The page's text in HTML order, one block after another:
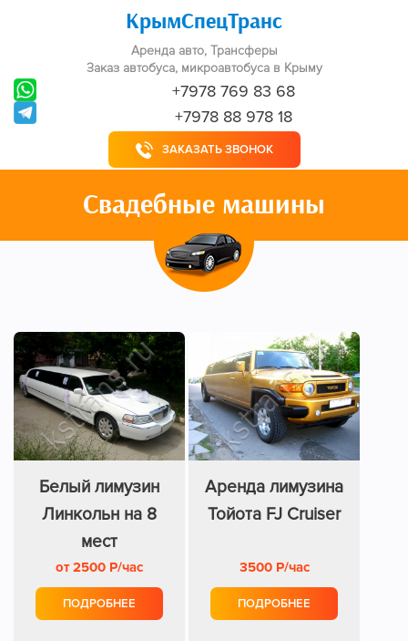
КрымСпецТранс
Аренда авто, Трансферы
Заказ автобуса, микроавтобуса в Крыму
+7978 769 83 68
+7978 88 978 18
ЗАКАЗАТЬ ЗВОНОК
Свадебные машины
Белый лимузин
Линкольн на 8
мест
от 2500 Р/час
ПОДРОБНЕЕ
Аренда лимузина
Тойота FJ Cruiser
3500 Р/час
ПОДРОБНЕЕ